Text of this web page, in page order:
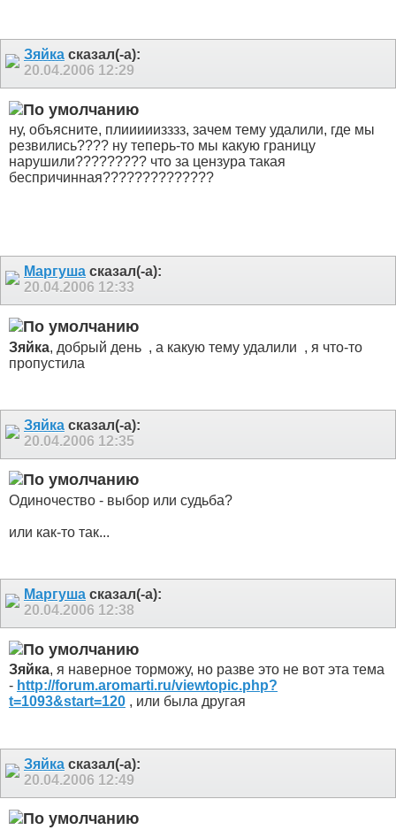
Зяйка сказал(-а):
20.04.2006 12:29
ну, объясните, плииииизззз, зачем тему удалили, где мы
резвились???? ну теперь-то мы какую границу
нарушили????????? что за цензура такая
беспричинная??????????????
Маргуша сказал(-а):
20.04.2006 12:33
Зяйка, добрый день , а какую тему удалили , я что-то
пропустила
Зяйка сказал(-а):
20.04.2006 12:35
Одиночество - выбор или судьба?
или как-то так...
Маргуша сказал(-а):
20.04.2006 12:38
Зяйка, я наверное торможу, но разве это не вот эта тема
- http://forum.aromarti.ru/viewtopic.php?
t=1093&start=120 , или была другая
Зяйка сказал(-а):
20.04.2006 12:49